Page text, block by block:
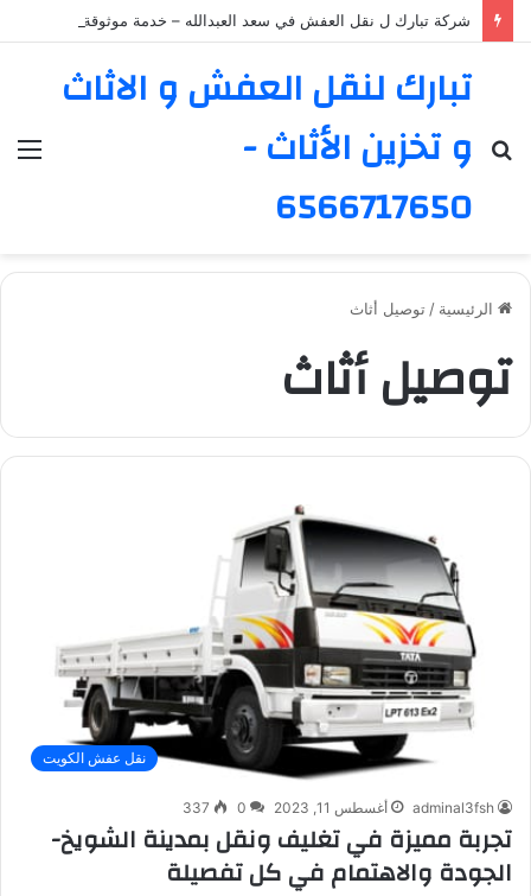
تبارك لنقل العفش و الاثاث
و تخزين الأثاث -
6566717650
بحث
الرئيسية / توصيل أثاث
توصيل أثاث
نقل عفش الكويت
adminal3fsh أغسطس 11, 2023 0
337
تجربة مميزة في تغليف ونقل بمدينة الشويخ-
الجودة والاهتمام في كل تفصيلة